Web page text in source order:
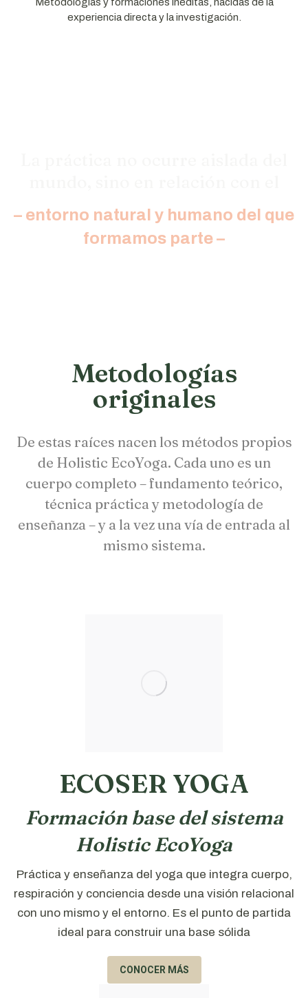
experiencia directa y la investigación.
– entorno natural y humano del que
formamos parte –
Metodologías
originales
De estas raíces nacen los métodos propios
de Holistic EcoYoga. Cada uno es un
cuerpo completo – fundamento teórico,
técnica práctica y metodología de
enseñanza – y a la vez una vía de entrada al
mismo sistema.
ECOSER YOGA
Formación base del sistema
Holistic EcoYoga
Práctica y enseñanza del yoga que integra cuerpo,
respiración y conciencia desde una visión relacional
con uno mismo y el entorno. Es el punto de partida
ideal para construir una base sólida
CONOCER MÁS